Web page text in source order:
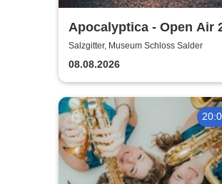
Apocalyptica - Open Air
Salzgitter, Museum Schloss Salder
08.08.2026